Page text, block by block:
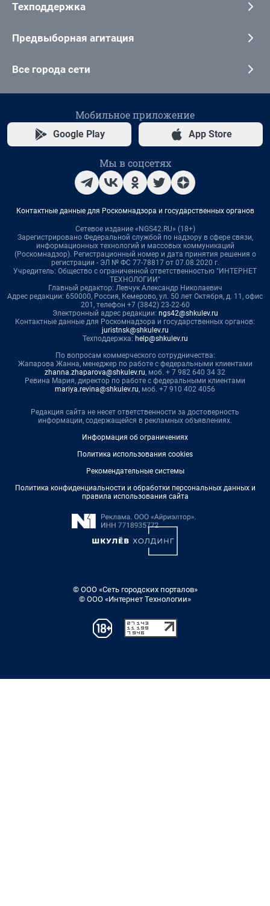
Техподдержка
Предвыборная агитация
Все города сети
Мобильное приложение
Google Play App Store
Мы в соцсетях
Контактные данные для Роскомнадзора и государственных органов
Сетевое издание «NGS42.RU» (18+)
Зарегистрировано Федеральной службой по надзору в сфере связи,
информационных технологий и массовых коммуникаций
(Роскомнадзор). Регистрационный номер и дата принятия решения о
регистрации - ЭЛ № ФС 77-78817 от 07.08.2020 г.
Учредитель: Общество с ограниченной ответственностью "ИНТЕРНЕТ
ТЕХНОЛОГИИ"
Главный редактор: Левчук Александр Николаевич
Адрес редакции: 650000, Россия, Кемерово, ул. 50 лет Октября, д. 11, офис
201, телефон +7 (3842) 23-22-60
Электронный адрес редакции: ngs42@shkulev.ru
Контактные данные для Роскомнадзора и государственных органов:
juristnsk@shkulev.ru
Техподдержка: help@shkulev.ru
По вопросам коммерческого сотрудничества:
Жапарова Жанна, менеджер по работе с федеральными клиентами
zhanna.zhaparova@shkulev.ru, моб. + 7 982 640 34 32
Ревина Мария, директор по работе с федеральными клиентами
mariya.revina@shkulev.ru, моб. +7 910 402 4056
Редакция сайта не несет ответственности за достоверность
информации, содержащейся в рекламных объявлениях.
Информация об ограничениях
Политика использования cookies
Рекомендательные системы
Политика конфиденциальности и обработки персональных данных и
правила использования сайта
© ООО «Сеть городских порталов»
© ООО «Интернет Технологии»